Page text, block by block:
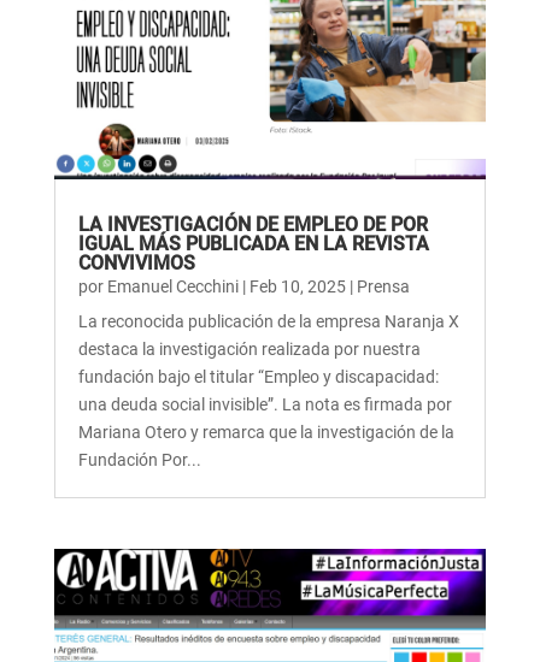
LA INVESTIGACIÓN DE EMPLEO DE POR
IGUAL MÁS PUBLICADA EN LA REVISTA
CONVIVIMOS
por Emanuel Cecchini| Feb 10, 2025| Prensa
La reconocida publicación de la empresa Naranja X
destaca la investigación realizada por nuestra
fundación bajo el titular “Empleo y discapacidad:
una deuda social invisible”. La nota es firmada por
Mariana Otero y remarca que la investigación de la
Fundación Por...